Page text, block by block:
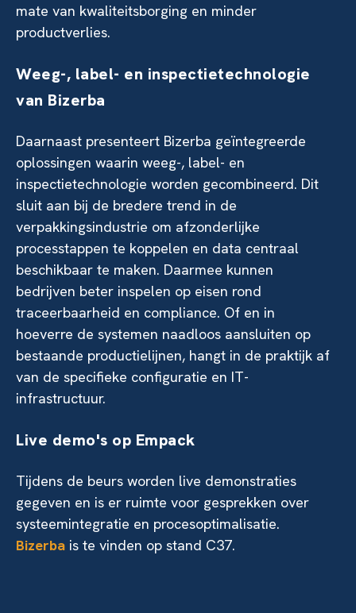
mate van kwaliteitsborging en minder
productverlies.
Weeg-, label- en inspectietechnologie
van Bizerba
Daarnaast presenteert Bizerba geïntegreerde
oplossingen waarin weeg-, label- en
inspectietechnologie worden gecombineerd. Dit
sluit aan bij de bredere trend in de
verpakkingsindustrie om afzonderlijke
processtappen te koppelen en data centraal
beschikbaar te maken. Daarmee kunnen
bedrijven beter inspelen op eisen rond
traceerbaarheid en compliance. Of en in
hoeverre de systemen naadloos aansluiten op
bestaande productielijnen, hangt in de praktijk af
van de specifieke configuratie en IT-
infrastructuur.
Live demo's op Empack
Tijdens de beurs worden live demonstraties
gegeven en is er ruimte voor gesprekken over
systeemintegratie en procesoptimalisatie.
Bizerba is te vinden op stand C37.